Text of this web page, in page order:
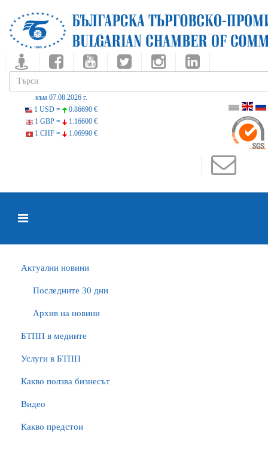
към 07.08.2026 г.
1 USD =
0.86690 €
1 GBP =
1.16600 €
1 CHF =
1.06990 €
Актуални новини
Последните 30 дни
Архив на новини
БTПП в медиите
Услуги в БТПП
Какво ползва бизнесът
Видео
Какво предстои